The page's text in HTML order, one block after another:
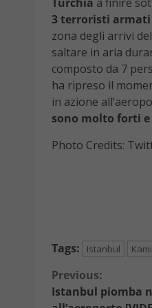
3 terroristi
zona degli arrivi
saltare in aria
composto da 7
ha ripreso il
in azione
sono molto forti
Photo Credits:
Tags: Istanbul
Continue
Previous:
Istanbul piomba